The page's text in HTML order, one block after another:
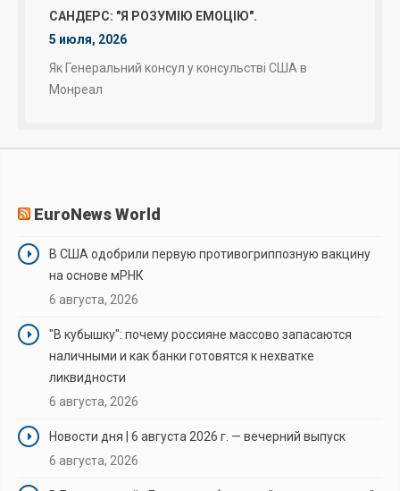
САНДЕРС: "Я РОЗУМІЮ ЕМОЦІЮ".
5 июля, 2026
Як Генеральний консул у консульстві США в
Монреал
EuroNews World
В США одобрили первую противогриппозную вакцину
на основе мРНК
6 августа, 2026
"В кубышку": почему россияне массово запасаются
наличными и как банки готовятся к нехватке
ликвидности
6 августа, 2026
Новости дня | 6 августа 2026 г. — вечерний выпуск
6 августа, 2026